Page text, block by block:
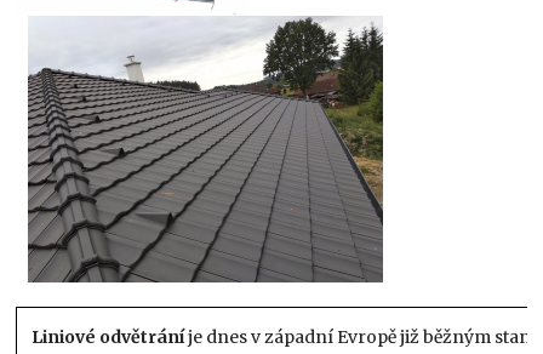
Liniové odvětráníje dnes v západní Evropě již běžným